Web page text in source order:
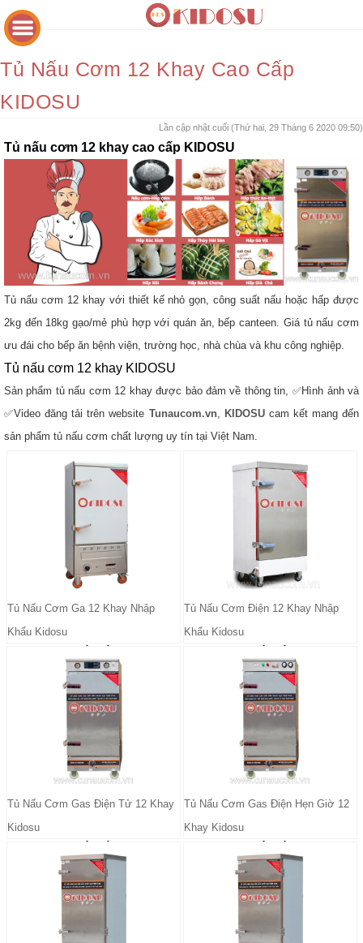
Tủ Nấu Cơm 12 Khay Cao Cấp
KIDOSU
Lần cập nhật cuối (Thứ hai, 29 Tháng 6 2020 09:50)
Tủ nấu cơm 12 khay cao cấp KIDOSU
Tủ nấu cơm 12 khay với thiết kế nhỏ gọn, công suất nấu hoặc hấp được
2kg đến 18kg gạo/mẻ phù hợp với quán ăn, bếp canteen. Giá tủ nấu cơm
ưu đái cho bếp ăn bệnh viện, trường học, nhà chùa và khu công nghiệp.
Tủ nấu cơm 12 khay KIDOSU
Sản phẩm tủ nấu cơm 12 khay được bảo đảm về thông tin, ✅Hình ảnh và
✅Video đăng tải trên website Tunaucom.vn, KIDOSUcam kết mang đến
sản phẩm tủ nấu cơm chất lượng uy tín tại Việt Nam.
Tủ Nấu Cơm Ga 12 Khay Nhập
Khẩu Kidosu
Tủ Nấu Cơm Điện 12 Khay Nhập
Khẩu Kidosu
Tủ Nấu Cơm Gas Điện Tử 12 Khay
Kidosu
Tủ Nấu Cơm Gas Điện Hẹn Giờ 12
Khay Kidosu